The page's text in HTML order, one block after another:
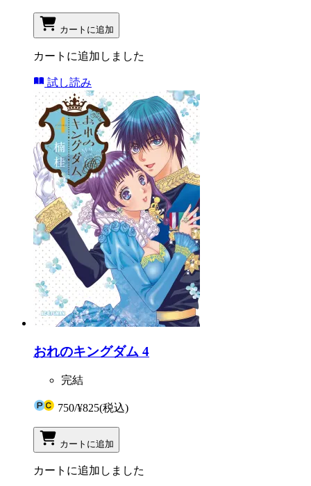
カートに追加
カートに追加しました
試し読み
おれのキングダム 4
完結
750/¥825(税込)
カートに追加
カートに追加しました